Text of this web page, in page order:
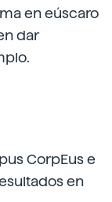
en eúscaro
dar
CorpEus e
en